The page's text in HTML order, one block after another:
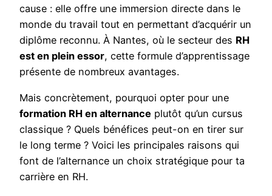
cause : elle offre une immersion directe dans le
monde du travail tout en permettant d’acquérir un
diplôme reconnu. À Nantes, où le secteur des RH
est en plein essor, cette formule d’apprentissage
présente de nombreux avantages.
Mais concrètement, pourquoi opter pour une
formation RH en alternance plutôt qu’un cursus
classique ? Quels bénéfices peut-on en tirer sur
le long terme ? Voici les principales raisons qui
font de l’alternance un choix stratégique pour ta
carrière en RH.